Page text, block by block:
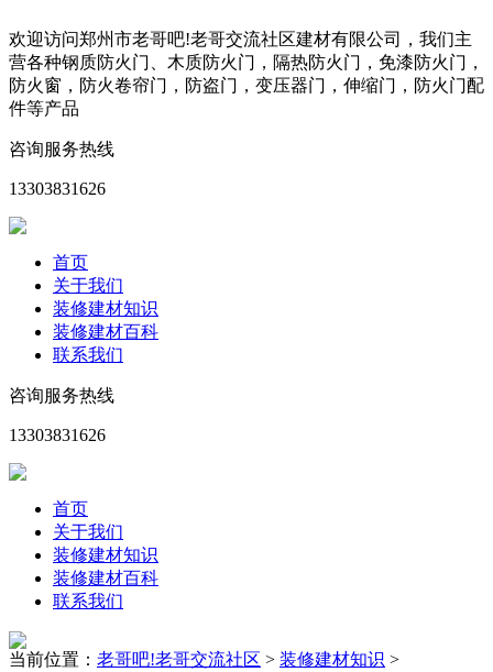
欢迎访问郑州市老哥吧!老哥交流社区建材有限公司，我们主
营各种钢质防火门、木质防火门，隔热防火门，免漆防火门，
防火窗，防火卷帘门，防盗门，变压器门，伸缩门，防火门配
件等产品
咨询服务热线
13303831626
首页
关于我们
装修建材知识
装修建材百科
联系我们
咨询服务热线
13303831626
首页
关于我们
装修建材知识
装修建材百科
联系我们
当前位置： 老哥吧!老哥交流社区 > 装修建材知识 >